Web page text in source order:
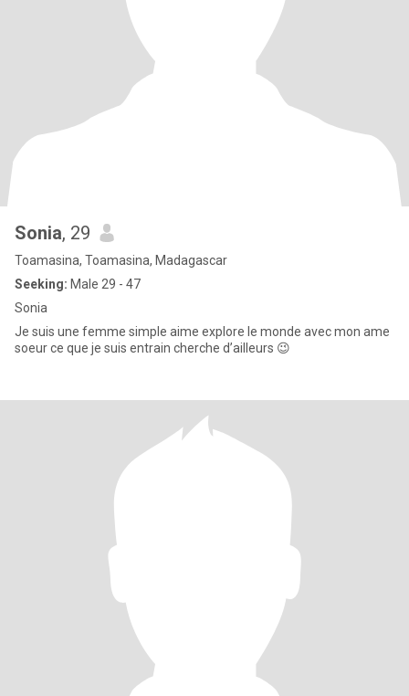
Sonia, 29
Toamasina, Toamasina, Madagascar
Seeking: Male 29 - 47
Sonia
Je suis une femme simple aime explore le monde avec mon ame
soeur ce que je suis entrain cherche d’ailleurs 😉